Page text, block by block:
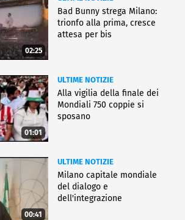
02:25
Bad Bunny strega Milano:
trionfo alla prima, cresce
attesa per bis
01:01
ULTIME NOTIZIE
Alla vigilia della finale dei
Mondiali 750 coppie si
sposano
00:41
ULTIME NOTIZIE
Milano capitale mondiale
del dialogo e
dell'integrazione